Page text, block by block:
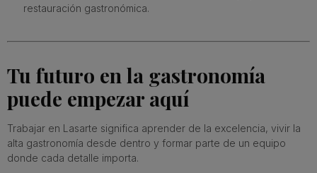
restauración gastronómica.
Tu futuro en la gastronomía
puede empezar aquí
Trabajar en Lasarte significa aprender de la excelencia, vivir la
alta gastronomía desde dentro y formar parte de un equipo
donde cada detalle importa.